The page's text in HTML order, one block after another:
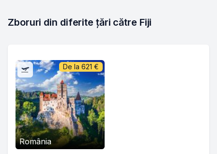
Zboruri din diferite țări către Fiji
România
De la 621 €